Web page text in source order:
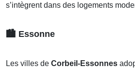
s’intègrent dans des logements
🏙️ Essonne
Les villes de Corbeil-Essonnes